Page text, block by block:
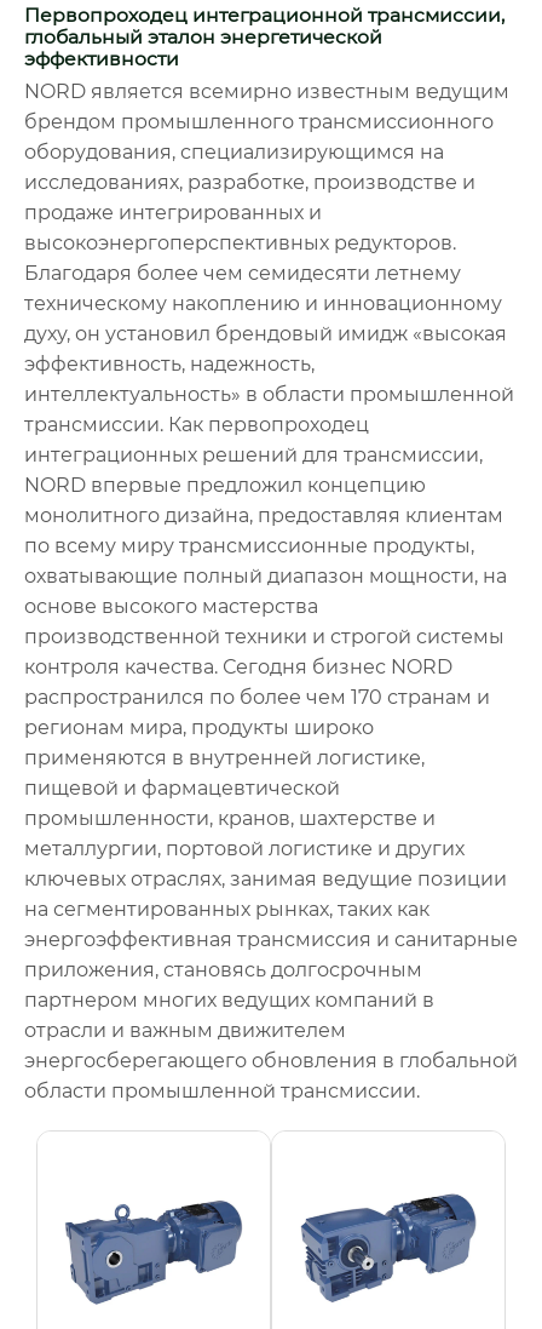
Первопроходец интеграционной трансмиссии,
глобальный эталон энергетической
эффективности
NORD является всемирно известным ведущим
брендом промышленного трансмиссионного
оборудования, специализирующимся на
исследованиях, разработке, производстве и
продаже интегрированных и
высокоэнергоперспективных редукторов.
Благодаря более чем семидесяти летнему
техническому накоплению и инновационному
духу, он установил брендовый имидж «высокая
эффективность, надежность,
интеллектуальность» в области промышленной
трансмиссии. Как первопроходец
интеграционных решений для трансмиссии,
NORD впервые предложил концепцию
монолитного дизайна, предоставляя клиентам
по всему миру трансмиссионные продукты,
охватывающие полный диапазон мощности, на
основе высокого мастерства
производственной техники и строгой системы
контроля качества. Сегодня бизнес NORD
распространился по более чем 170 странам и
регионам мира, продукты широко
применяются в внутренней логистике,
пищевой и фармацевтической
промышленности, кранов, шахтерстве и
металлургии, портовой логистике и других
ключевых отраслях, занимая ведущие позиции
на сегментированных рынках, таких как
энергоэффективная трансмиссия и санитарные
приложения, становясь долгосрочным
партнером многих ведущих компаний в
отрасли и важным движителем
энергосберегающего обновления в глобальной
области промышленной трансмиссии.